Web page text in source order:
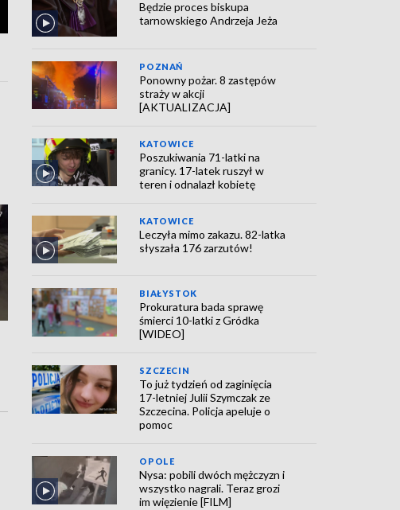
Będzie proces biskupa
tarnowskiego Andrzeja Jeża
POZNAŃ
Ponowny pożar. 8 zastępów
straży w akcji
[AKTUALIZACJA]
KATOWICE
Poszukiwania 71-latki na
granicy. 17-latek ruszył w
teren i odnalazł kobietę
KATOWICE
Leczyła mimo zakazu. 82-latka
słyszała 176 zarzutów!
BIAŁYSTOK
Prokuratura bada sprawę
śmierci 10-latki z Gródka
[WIDEO]
SZCZECIN
To już tydzień od zaginięcia
17-letniej Julii Szymczak ze
Szczecina. Policja apeluje o
pomoc
OPOLE
Nysa: pobili dwóch mężczyzn i
wszystko nagrali. Teraz grozi
im więzienie [FILM]